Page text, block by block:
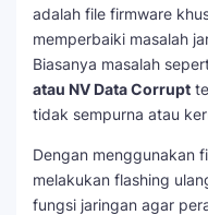
adalah file firmware
memperbaiki masalah
Biasanya masalah
atau NV Data Corrupt
tidak sempurna atau
Dengan menggunakan
melakukan flashing
fungsi jaringan agar